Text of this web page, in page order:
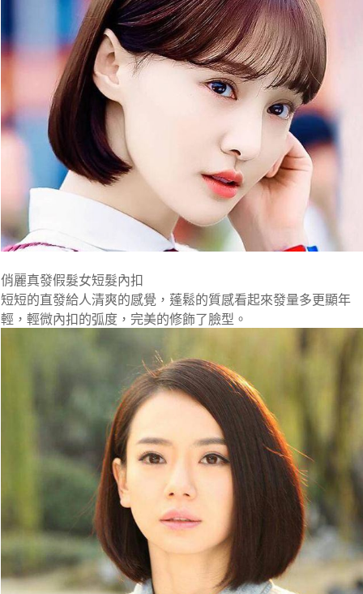
俏麗真發假髮女短髮內扣
短短的直發給人清爽的感覺，蓬鬆的質感看起來發量多更顯年
輕，輕微內扣的弧度，完美的修飾了臉型。